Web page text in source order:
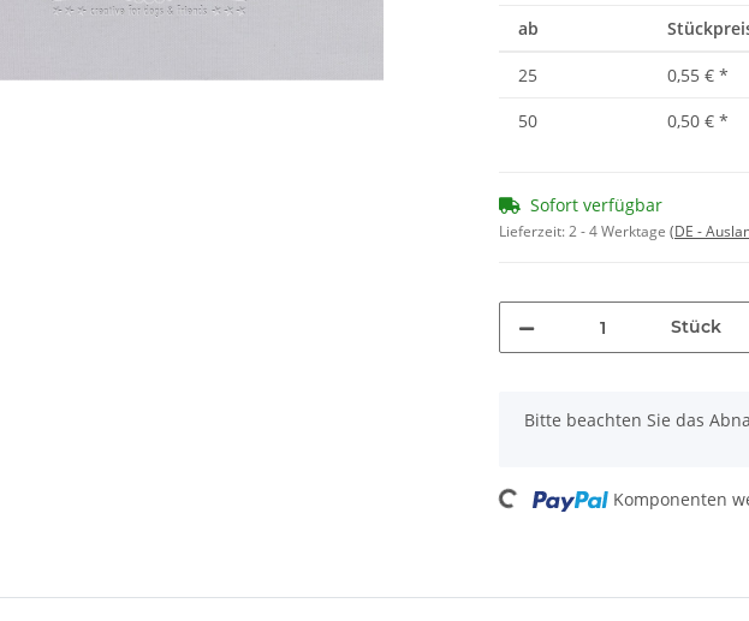
ab
25 0,55 € *
50
0,50 € *
Sofort verfügbar
Lieferzeit:2 - 4 Werktage (DE -
Stück
x
Bitte beachten Sie das
Loading... Komponenten